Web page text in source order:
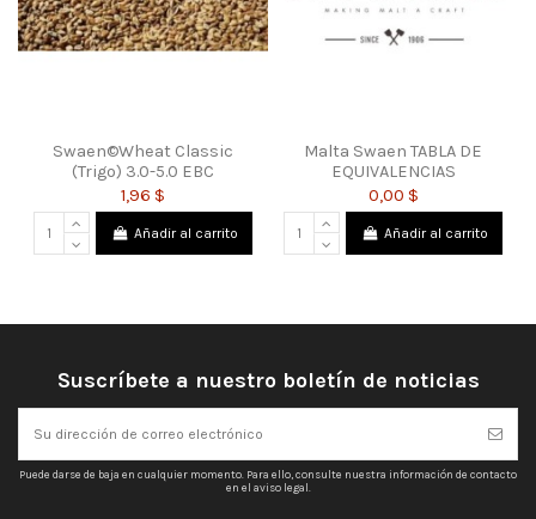
Swaen©Wheat Classic
(Trigo) 3.0-5.0 EBC
1,96 $
Añadir al carrito
Malta Swaen TABLA DE
EQUIVALENCIAS
0,00 $
Añadir al carrito
Suscríbete a nuestro boletín de noticias
Puede darse de baja en cualquier momento. Para ello, consulte nuestra información de contacto
en el aviso legal.